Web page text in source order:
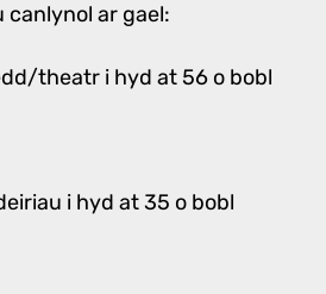
canlynol ar gael:
theatr i hyd at 56 o bobl
i hyd at 35 o bobl